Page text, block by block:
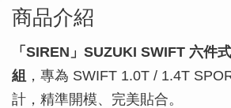
商品介紹
「SIREN」SUZUKI SWIFT 六件
組 ，專為 SWIFT 1.0T / 1.4T
計，精準開模、完美貼合。